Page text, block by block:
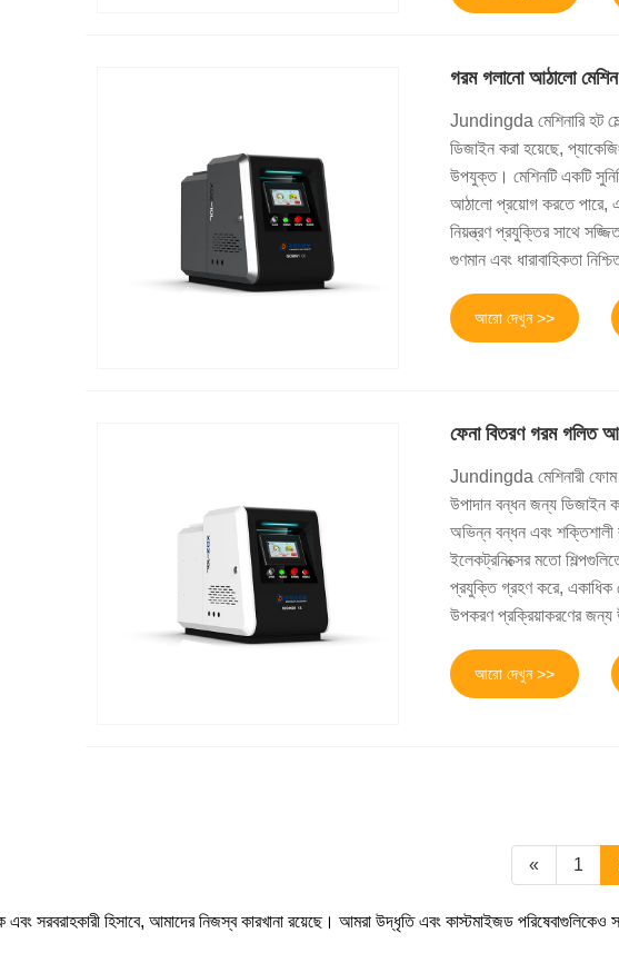
গরম গলানো আঠালো মেশিন
Jundingda মেশিনারি হট
ডিজাইন করা হয়েছে,
উপযুক্ত। মেশিনটি একটি
আঠালো প্রয়োগ করতে পারে,
নিয়ন্ত্রণ প্রযুক্তির সাথে
গুণমান এবং ধারাবাহিকতা
আরো দেখুন >>
ফেনা বিতরণ গরম গলিত
Jundingda মেশিনারী ফোম
উপাদান বন্ধন জন্য ডিজাইন
অভিন্ন বন্ধন এবং শক্তিশালী
ইলেকট্রনিক্সের মতো
প্রযুক্তি গ্রহণ করে, একাধিক
উপকরণ প্রক্রিয়াকরণের
আরো দেখুন >>
« 1
সরবরাহকারী হিসাবে, আমাদের নিজস্ব কারখানা রয়েছে। আমরা উদ্ধৃতি এবং কাস্টমাইজড